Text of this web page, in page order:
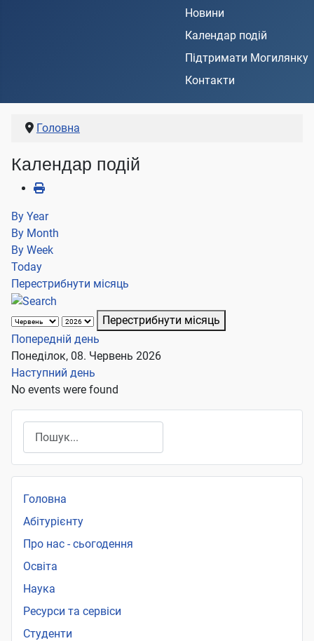
Новини
Календар подій
Підтримати Могилянку
Контакти
Головна
Календар подій
By Year
By Month
By Week
Today
Перестрибнути місяць
Перестрибнути місяць
Попередній день
Понеділок, 08. Червень 2026
Наступний день
No events were found
Головна
Абітурієнту
Про нас - сьогодення
Освіта
Наука
Ресурси та сервіси
Студенти